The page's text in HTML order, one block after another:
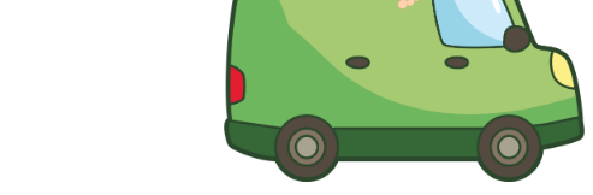
Kauba kättesaamise kuupäev: ____
Tagastatav(ad) toode(tooted): ____
Tagasimakse andmed (vajadusel): ____
Kuupäev, allkiri (võib olla elektrooniline): ____
8. PRETENSIOONID JA PUUDUSEGA KAUP